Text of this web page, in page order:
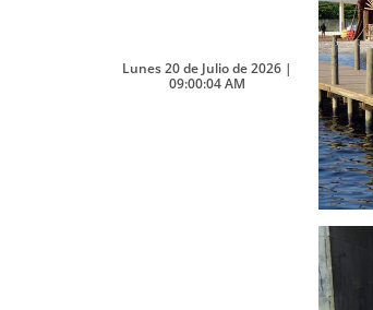
Lunes 20 de Julio de 2026 |
09:00:04 AM